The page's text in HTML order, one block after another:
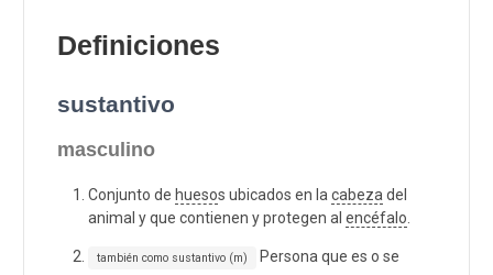
Definiciones
sustantivo
masculino
Conjunto de huesos ubicados en la cabeza del
animal y que contienen y protegen al encéfalo
también como sustantivo (m)
Persona que es o se